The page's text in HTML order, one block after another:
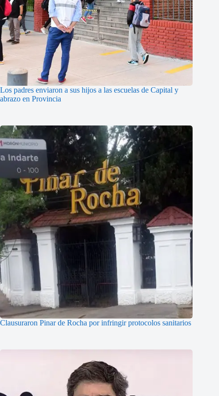
Los padres enviaron a sus hijos a las escuelas de Capital y
abrazo en Provincia
Clausuraron Pinar de Rocha por infringir protocolos sanitarios